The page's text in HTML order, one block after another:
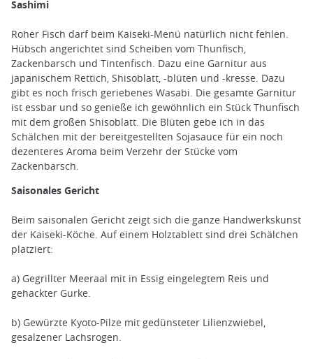
Sashimi
Roher Fisch darf beim Kaiseki-Menü natürlich nicht fehlen.
Hübsch angerichtet sind Scheiben vom Thunfisch,
Zackenbarsch und Tintenfisch. Dazu eine Garnitur aus
japanischem Rettich, Shisoblatt, -blüten und -kresse. Dazu
gibt es noch frisch geriebenes Wasabi. Die gesamte Garnitur
ist essbar und so genieße ich gewöhnlich ein Stück Thunfisch
mit dem großen Shisoblatt. Die Blüten gebe ich in das
Schälchen mit der bereitgestellten Sojasauce für ein noch
dezenteres Aroma beim Verzehr der Stücke vom
Zackenbarsch.
Saisonales Gericht
Beim saisonalen Gericht zeigt sich die ganze Handwerkskunst
der Kaiseki-Köche. Auf einem Holztablett sind drei Schälchen
platziert:
a) Gegrillter Meeraal mit in Essig eingelegtem Reis und
gehackter Gurke.
b) Gewürzte Kyoto-Pilze mit gedünsteter Lilienzwiebel,
gesalzener Lachsrogen.